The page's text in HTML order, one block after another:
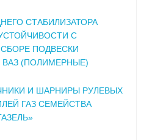
СТАБИЛИЗАТОРА
С
ПОДВЕСКИ
(ПОЛИМЕРНЫЕ)
И ШАРНИРЫ РУЛЕВЫХ
ГАЗ СЕМЕЙСТВА